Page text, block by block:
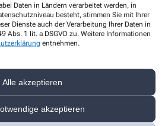
Daten in Ländern verarbeitet werden, in
besteht, stimmen Sie mit Ihrer
Dienste auch der Verarbeitung Ihrer Daten in
Abs. 1 lit. a DSGVO zu. Weitere Informationen
entnehmen.
Alle akzeptieren
akzeptieren
29,84137 Vilsbiburg